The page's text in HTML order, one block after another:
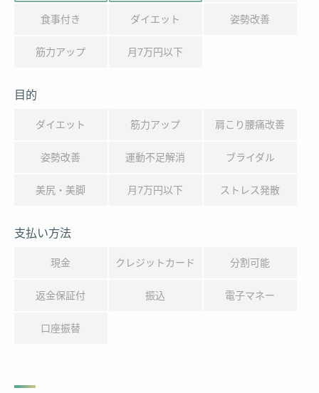
食事付き ダイエット 姿勢改善
筋力アップ 月7万円以下
目的
ダイエット 筋力アップ 肩こり腰痛改善
姿勢改善 運動不足解消 ブライダル
美尻・美脚 月7万円以下 ストレス発散
支払い方法
現金 クレジットカード 分割可能
返金保証付 振込 電子マネー
口座振替